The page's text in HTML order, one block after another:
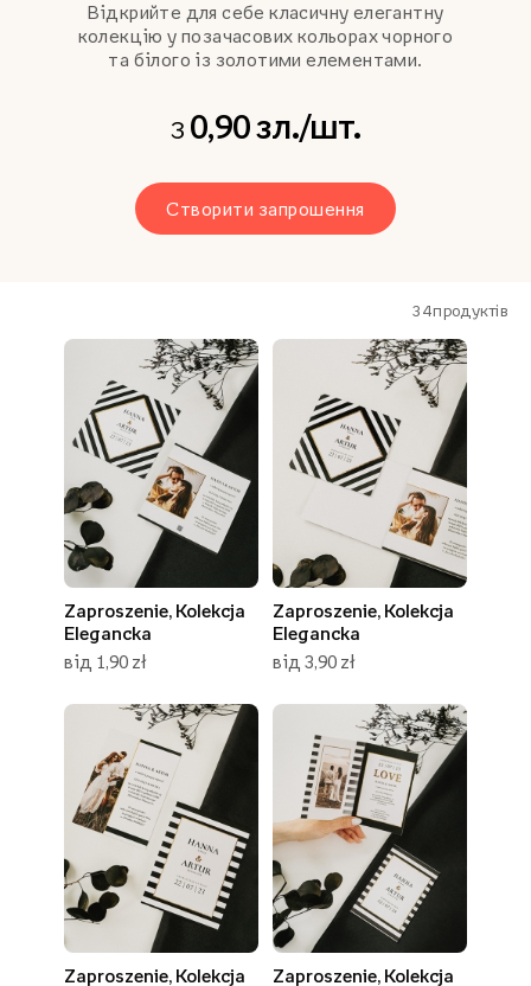
Відкрийте для себе класичну елегантну
колекцію у позачасових кольорах чорного
та білого із золотими елементами.
з 0,90 зл./шт.
Створити запрошення
34продуктів
Zaproszenie, Kolekcja
Elegancka
від 1,90 zł
Zaproszenie, Kolekcja
Elegancka
від 3,90 zł
Zaproszenie, Kolekcja
Zaproszenie, Kolekcja